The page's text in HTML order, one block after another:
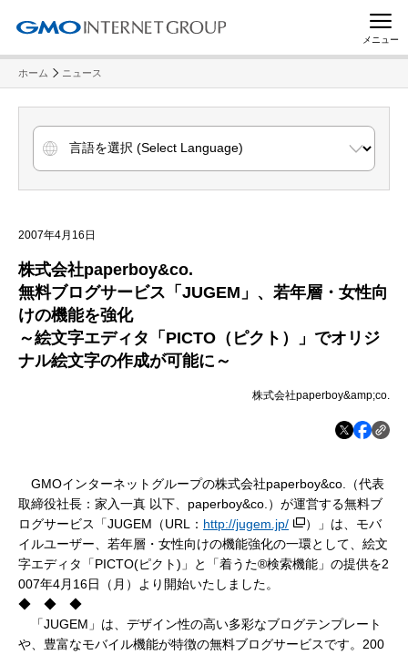
メニュー
ホーム ニュース
2007年4月16日
株式会社paperboy&co.
無料ブログサービス「JUGEM」、若年層・女性向
けの機能を強化
～絵文字エディタ「PICTO（ピクト）」でオリジ
ナル絵文字の作成が可能に～
株式会社paperboy&amp;co.
GMOインターネットグループの株式会社paperboy&co.（代表
取締役社長：家入一真 以下、paperboy&co.）が運営する無料ブ
ログサービス「JUGEM（URL： http://jugem.jp/
）」は、モバ
イルユーザー、若年層・女性向けの機能強化の一環として、絵文
字エディタ「PICTO(ピクト)」と「着うた®検索機能」の提供を2
007年4月16日（月）より開始いたしました。
◆ ◆ ◆
「JUGEM」は、デザイン性の高い多彩なブログテンプレート
や、豊富なモバイル機能が特徴の無料ブログサービスです。200